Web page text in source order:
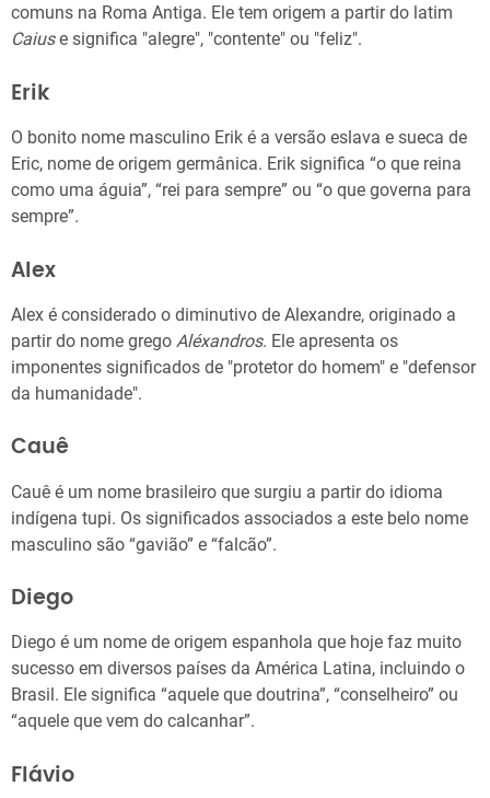
comuns na Roma Antiga. Ele tem origem a partir do latim
Caiuse significa "alegre", "contente" ou "feliz".
Erik
O bonito nome masculino Erik é a versão eslava e sueca de
Eric, nome de origem germânica. Erik significa “o que reina
como uma águia”, “rei para sempre” ou “o que governa para
sempre”.
Alex
Alex é considerado o diminutivo de Alexandre, originado a
partir do nome grego Aléxandros. Ele apresenta os
imponentes significados de "protetor do homem" e "defensor
da humanidade".
Cauê
Cauê é um nome brasileiro que surgiu a partir do idioma
indígena tupi. Os significados associados a este belo nome
masculino são “gavião” e “falcão”.
Diego
Diego é um nome de origem espanhola que hoje faz muito
sucesso em diversos países da América Latina, incluindo o
Brasil. Ele significa “aquele que doutrina”, “conselheiro” ou
“aquele que vem do calcanhar”.
Flávio